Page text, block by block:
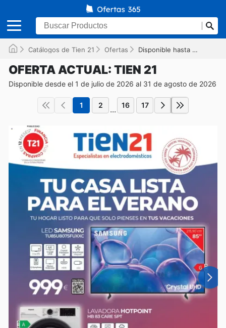
Catálogos de Tien 21 Ofertas Disponible hasta el 31/08/2026
OFERTA ACTUAL: TIEN 21
Disponible desde el 1 de julio de 2026 al 31 de agosto de 2026
1 2 ... 16 17